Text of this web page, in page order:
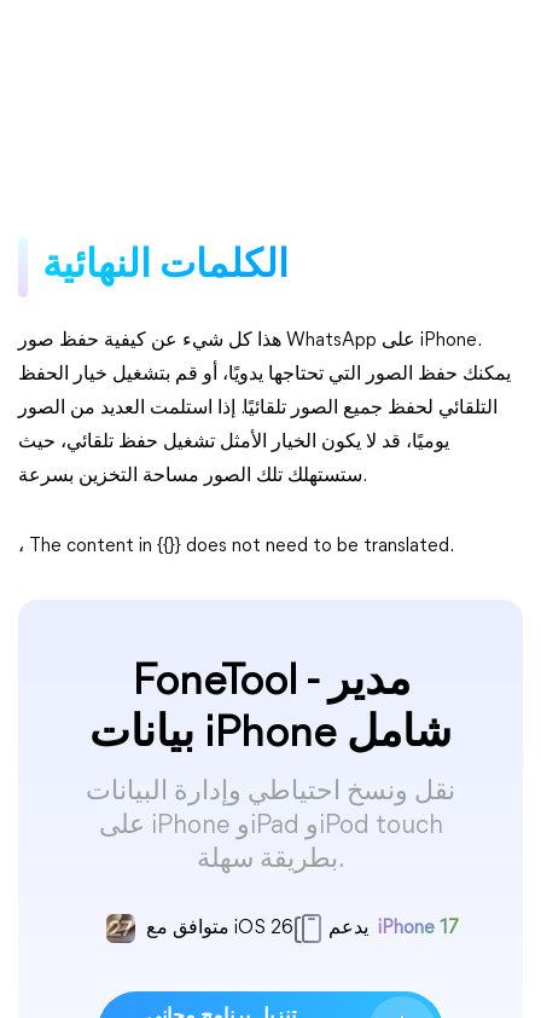
الكلمات النهائية
هذا كل شيء عن كيفية حفظ صور WhatsApp على iPhone.
يمكنك حفظ الصور التي تحتاجها يدويًا، أو قم بتشغيل خيار الحفظ
التلقائي لحفظ جميع الصور تلقائيًا. إذا استلمت العديد من الصور
يوميًا، قد لا يكون الخيار الأمثل تشغيل حفظ تلقائي، حيث
ستستهلك تلك الصور مساحة التخزين بسرعة.
، The content in {{}} does not need to be translated.
FoneTool - مدير
بيانات iPhone شامل
نقل ونسخ احتياطي وإدارة البيانات
على iPhone وiPad وiPod touch
بطريقة سهلة.
متوافق مع iOS 26 iPhone 17